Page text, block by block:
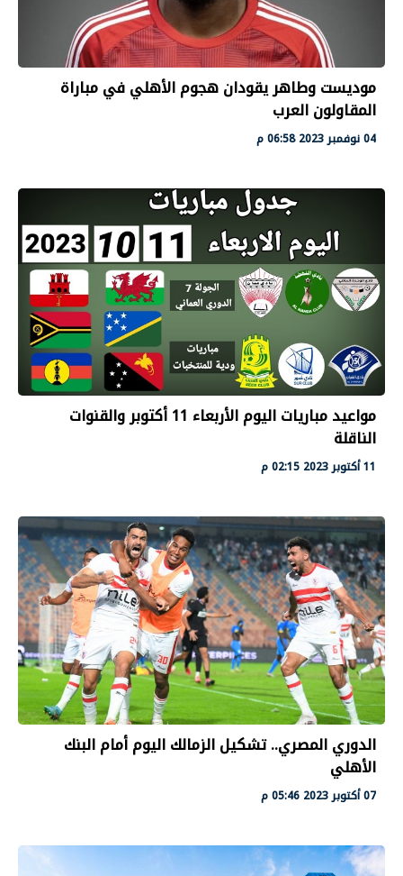
موديست وطاهر يقودان هجوم الأهلي في مباراة
المقاولون العرب
04 نوفمبر 2023 06:58 م
مواعيد مباريات اليوم الأربعاء 11 أكتوبر والقنوات
الناقلة
11 أكتوبر 2023 02:15 م
الدوري المصري.. تشكيل الزمالك اليوم أمام البنك
الأهلي
07 أكتوبر 2023 05:46 م